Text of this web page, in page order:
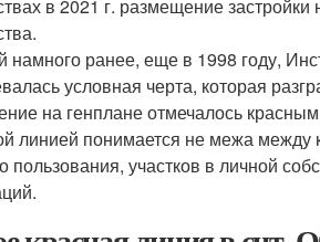
в 2021 г. размещение
намного ранее, еще в 1998 году,
условная черта, которая
на генплане отмечалось
линией понимается не межа между
пользования, участков в личной